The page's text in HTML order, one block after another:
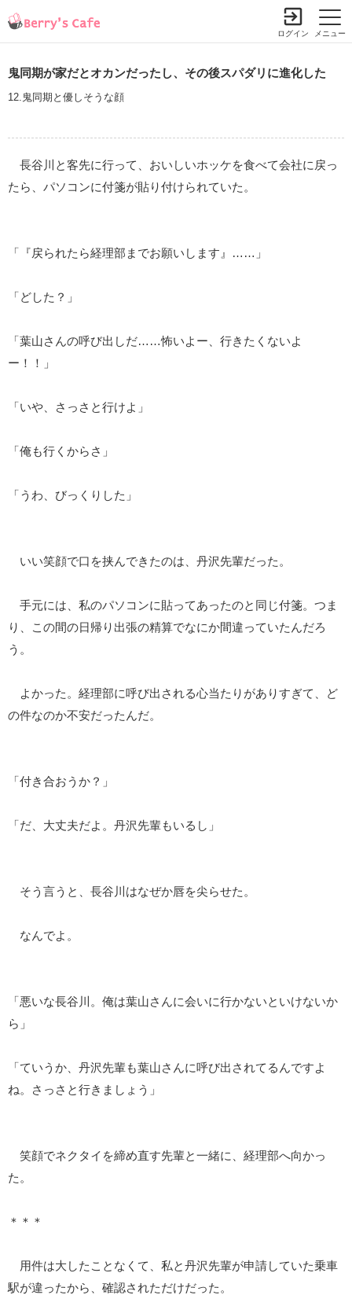
メニュー
ログイン
鬼同期が家だとオカンだったし、その後スパダリに進化した
12.鬼同期と優しそうな顔
長谷川と客先に行って、おいしいホッケを食べて会社に戻っ
たら、パソコンに付箋が貼り付けられていた。
「『戻られたら経理部までお願いします』……」
「どした？」
「葉山さんの呼び出しだ……怖いよー、行きたくないよ
ー！！」
「いや、さっさと行けよ」
「俺も行くからさ」
「うわ、びっくりした」
いい笑顔で口を挟んできたのは、丹沢先輩だった。
手元には、私のパソコンに貼ってあったのと同じ付箋。つま
り、この間の日帰り出張の精算でなにか間違っていたんだろ
う。
よかった。経理部に呼び出される心当たりがありすぎて、ど
の件なのか不安だったんだ。
「付き合おうか？」
「だ、大丈夫だよ。丹沢先輩もいるし」
そう言うと、長谷川はなぜか唇を尖らせた。
なんでよ。
「悪いな長谷川。俺は葉山さんに会いに行かないといけないか
ら」
「ていうか、丹沢先輩も葉山さんに呼び出されてるんですよ
ね。さっさと行きましょう」
笑顔でネクタイを締め直す先輩と一緒に、経理部へ向かっ
た。
＊＊＊
用件は大したことなくて、私と丹沢先輩が申請していた乗車
駅が違ったから、確認されただけだった。